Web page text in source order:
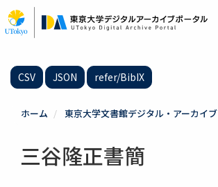
イ
ン
CSV JSON refer/BibIX
ホーム 東京大学文書館デジタル・アーカイブ
三谷隆正書簡